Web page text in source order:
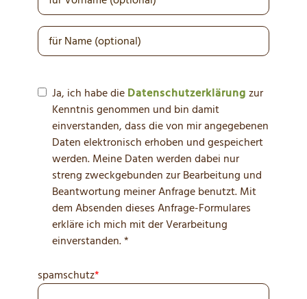
Ja, ich habe die Datenschutzerklärung zur
Kenntnis genommen und bin damit
einverstanden, dass die von mir angegebenen
Daten elektronisch erhoben und gespeichert
werden. Meine Daten werden dabei nur
streng zweckgebunden zur Bearbeitung und
Beantwortung meiner Anfrage benutzt. Mit
dem Absenden dieses Anfrage-Formulares
erkläre ich mich mit der Verarbeitung
einverstanden. *
spamschutz*